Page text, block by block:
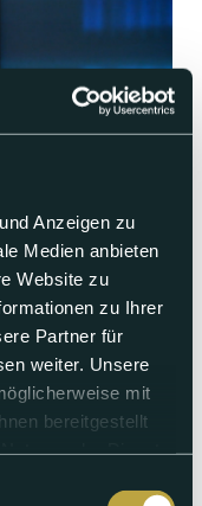
Anzeigen zu
Medien anbieten
Website zu
zu Ihrer
Partner für
weiter. Unsere
mit
bereitgestellt
Bundesrat in die
| Legionellen-
Basel | Velogourmet
Floss Festival